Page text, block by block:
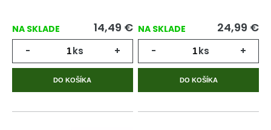
NA SKLADE 14,49 €
- ks +
DO KOŠÍKA
NA SKLADE 24,99 €
- ks +
DO KOŠÍKA